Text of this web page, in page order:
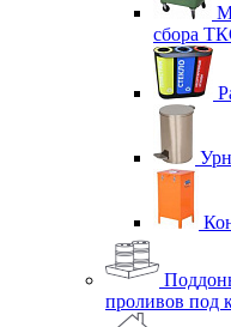
сбора
проливов под